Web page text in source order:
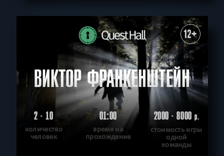
12+
ВИКТОР ФРАНКЕНШТЕЙН
2 - 10
количество
человек
01:00
время на
прохождение
2000 - 8000р.
стоимость игры
одной
команды